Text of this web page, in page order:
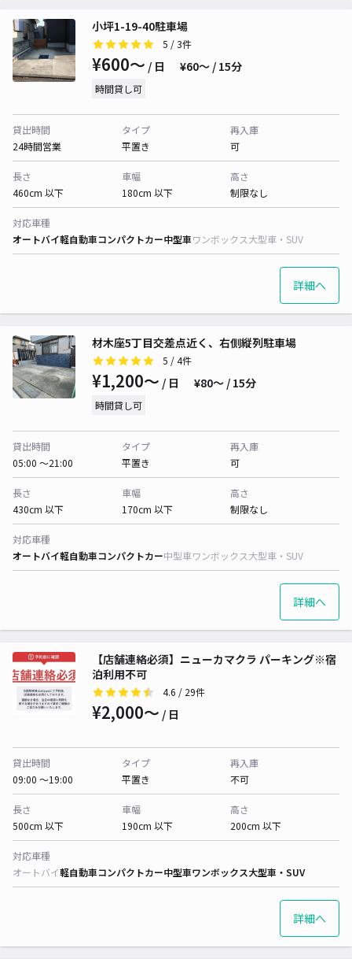
小坪1-19-40駐車場
5 / 3件
¥600〜 / 日 ¥60〜 / 15分
時間貸し可
貸出時間
24時間営業
タイプ
平置き
再入庫
可
長さ
460cm 以下
車幅
180cm 以下
高さ
制限なし
対応車種
オートバイ軽自動車コンパクトカー中型車ワンボックス大型車・SUV
詳細へ
材木座5丁目交差点近く、右側縦列駐車場
5 / 4件
¥1,200〜 / 日 ¥80〜 / 15分
時間貸し可
貸出時間
05:00 〜21:00
タイプ
平置き
再入庫
可
長さ
430cm 以下
車幅
170cm 以下
高さ
制限なし
対応車種
オートバイ軽自動車コンパクトカー中型車ワンボックス大型車・SUV
詳細へ
【店舗連絡必須】ニューカマクラ パーキング※宿
泊利用不可
4.6 / 29件
¥2,000〜 / 日
貸出時間
09:00 〜19:00
タイプ
平置き
再入庫
不可
長さ
500cm 以下
車幅
190cm 以下
高さ
200cm 以下
対応車種
オートバイ軽自動車コンパクトカー中型車ワンボックス大型車・SUV
詳細へ